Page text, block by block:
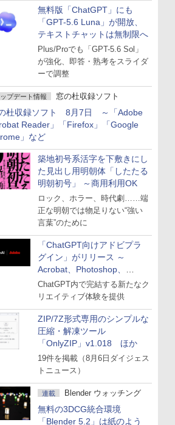
無料版「ChatGPT」にも
「GPT-5.6 Luna」が開放、
テキストチャットは無制限へ
Plus/Proでも「GPT-5.6 Sol」
が強化、即答・熟考をスライダ
ーで調整
プデート情報 窓の杜収録ソフト
杜収録ソフト 8月7日 ～「Adobe
Reader」「Firefox」「Google
」など
築地初号系活字を下敷きにし
た見出し用明朝体「したたる
明朝初号」 ～商用利用OK
ロック、ホラー、時代劇……端
正な明朝では物足りない“強い
言葉”のために
「ChatGPT向けアドビプラ
グイン」がリリース ～
Acrobat、Photoshop、
Premiereなどの機能を1つの
プラグインに統合
ChatGPT内で完結する新たなク
リエイティブ体験を提供
ZIP/7Z形式専用のシンプルな
圧縮・解凍ツール
「OnlyZIP」v1.018 ほか
19件を掲載（8月6日ダイジェス
トニュース）
連載 Blender ウォッチング
無料の3DCG統合環境
「Blender 5.2」は紙のよう